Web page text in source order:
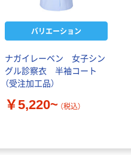
バリエーション
ナガイレーベン 女子シン
グル診察衣 半袖コート
（受注加工品）
￥5,220~ （税込）